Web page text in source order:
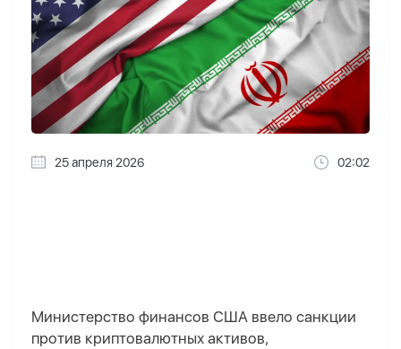
25 апреля 2026 02:02
Министерство финансов США ввело санкции
против криптовалютных активов,